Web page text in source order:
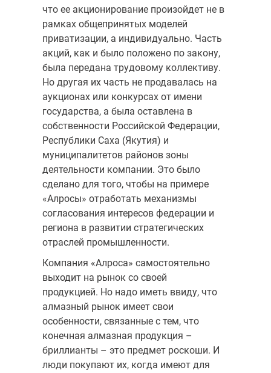
что ее акционирование произойдет не в
рамках общепринятых моделей
приватизации, а индивидуально. Часть
акций, как и было положено по закону,
была передана трудовому коллективу.
Но другая их часть не продавалась на
аукционах или конкурсах от имени
государства, а была оставлена в
собственности Российской Федерации,
Республики Саха (Якутия) и
муниципалитетов районов зоны
деятельности компании. Это было
сделано для того, чтобы на примере
«Алросы» отработать механизмы
согласования интересов федерации и
региона в развитии стратегических
отраслей промышленности.
Компания «Алроса» самостоятельно
выходит на рынок со своей
продукцией. Но надо иметь ввиду, что
алмазный рынок имеет свои
особенности, связанные с тем, что
конечная алмазная продукция –
бриллианты – это предмет роскоши. И
люди покупают их, когда имеют для